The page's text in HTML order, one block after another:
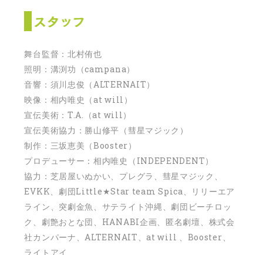
舞台監督：北村侑也
照明：溝渕功（campana）
音響：須川忠俊（ALTERNAIT）
映像：相内唯史（at will）
宣伝美術：T.A.（at will）
宣伝美術協力：勝山修平（彗星マジック）
制作：三坂恵美（Booster）
プロデューサー：相内唯史（INDEPENDENT）
協力：芝居屋いぬかい、プレグラ、彗星マジック、
EVKK、劇団Little★Star team Spica、リリーエア
ライン、突劇金魚、サテライト沖縄、劇団ビーチロッ
ク、劇艶おとな団、HANABI企画、匿名劇壇、株式会
社カンパーナ、ALTERNAIT、at will 、Booster、
ライトアイ